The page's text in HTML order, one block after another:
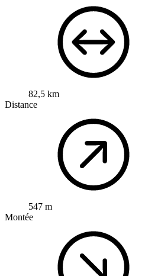
82,5 km
Distance
547 m
Montée